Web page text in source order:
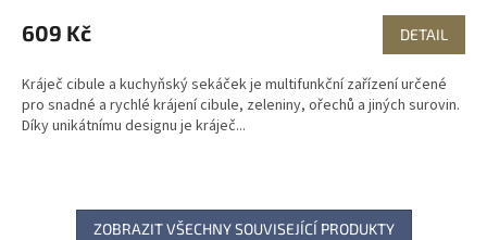
609 Kč DETAIL
Kráječ cibule a kuchyňský sekáček je multifunkční zařízení určené
pro snadné a rychlé krájení cibule, zeleniny, ořechů a jiných surovin.
Díky unikátnímu designu je kráječ...
ZOBRAZIT VŠECHNY SOUVISEJÍCÍ PRODUKTY